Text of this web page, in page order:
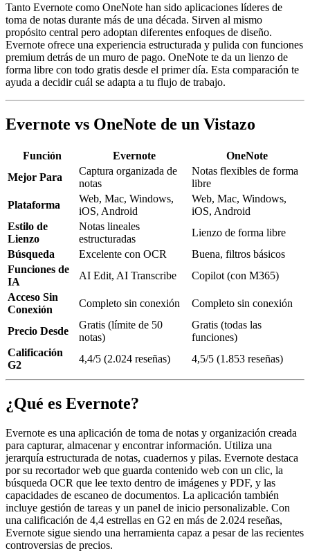
Tanto Evernote como OneNote han sido aplicaciones líderes de
toma de notas durante más de una década. Sirven al mismo
propósito central pero adoptan diferentes enfoques de diseño.
Evernote ofrece una experiencia estructurada y pulida con funciones
premium detrás de un muro de pago. OneNote te da un lienzo de
forma libre con todo gratis desde el primer día. Esta comparación te
ayuda a decidir cuál se adapta a tu flujo de trabajo.
Evernote vs OneNote de un Vistazo
Función Evernote
OneNote
Mejor Para
Captura organizada de
notas
Notas flexibles de forma
libre
Plataforma
Web, Mac, Windows,
iOS, Android
Web, Mac, Windows,
iOS, Android
Estilo de
Lienzo
Notas lineales
estructuradas
Lienzo de forma libre
Búsqueda
Excelente con OCR
Buena, filtros básicos
Funciones de
IA
AI Edit, AI Transcribe
Copilot (con M365)
Acceso Sin
Conexión
Completo sin conexión Completo sin conexión
Precio Desde
Gratis (límite de 50
notas)
Gratis (todas las
funciones)
Calificación
G2
4,4/5 (2.024 reseñas) 4,5/5 (1.853 reseñas)
¿Qué es Evernote?
Evernote es una aplicación de toma de notas y organización creada
para capturar, almacenar y encontrar información. Utiliza una
jerarquía estructurada de notas, cuadernos y pilas. Evernote destaca
por su recortador web que guarda contenido web con un clic, la
búsqueda OCR que lee texto dentro de imágenes y PDF, y las
capacidades de escaneo de documentos. La aplicación también
incluye gestión de tareas y un panel de inicio personalizable. Con
una calificación de 4,4 estrellas en G2 en más de 2.024 reseñas,
Evernote sigue siendo una herramienta capaz a pesar de las recientes
controversias de precios.